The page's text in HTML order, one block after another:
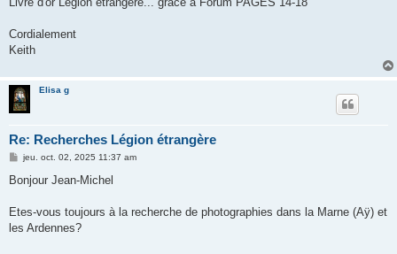
Cordialement
Keith
Elisa g
Re: Recherches Légion étrangère
M
s
g
jeu. oct. 02, 2025 11:37 am
Bonjour Jean-Michel
Etes-vous toujours à la recherche de photographies dans la Marne (Aÿ) et
les Ardennes?